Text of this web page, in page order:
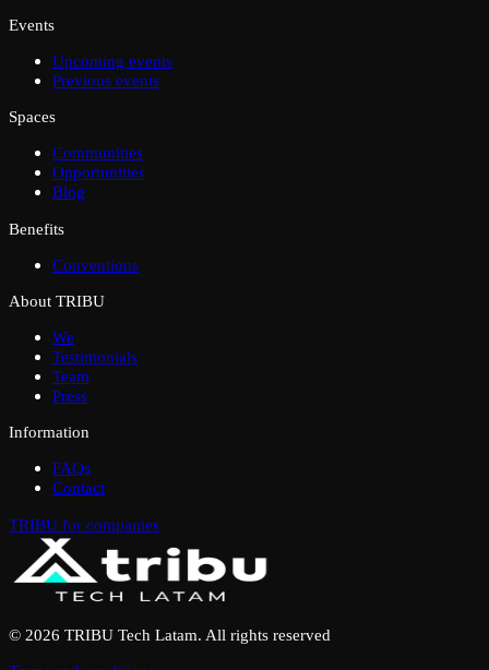
Events
Upcoming events
Previous events
Spaces
Communities
Opportunities
Blog
Benefits
Conventions
About TRIBU
We
Testimonials
Team
Press
Information
FAQs
Contact
TRIBU for companies
© 2026 TRIBU Tech Latam. All rights reserved